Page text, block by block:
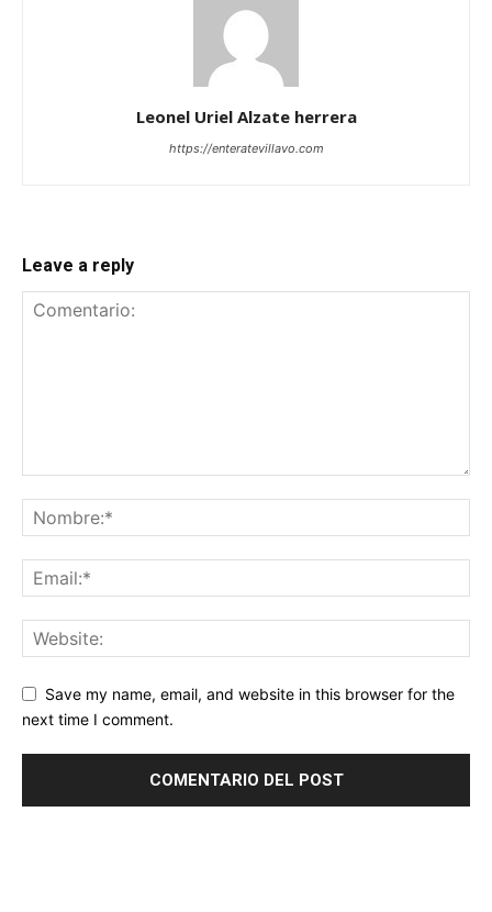
Leonel Uriel Alzate herrera
https://enteratevillavo.com
Leave a reply
Save my name, email, and website in this browser for the
next time I comment.